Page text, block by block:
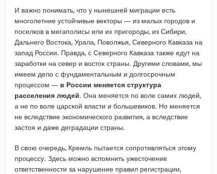
И важно понимать, что у нынешней миграции есть
многолетние устойчивые векторы — из малых городов и
поселков в мегаполисы или их пригороды, из Сибири,
Дальнего Востока, Урала, Поволжья, Северного Кавказа на
запад России. Правда, с Северного Кавказа также едут на
заработки на север и восток страны. Другими словами, мы
имеем дело с фундаментальным и долгосрочным
процессом — в России меняется структура
расселения людей. Она меняется по воле самих людей,
а не по воле царской власти и большевиков. Но меняется
не вследствие экономического развития, а вследствие
застоя и даже деградации страны.
В свою очередь, Кремль пытается сопротивляться этому
процессу. Здесь можно вспомнить ужесточение
ответственности за нарушение правил регистрации,